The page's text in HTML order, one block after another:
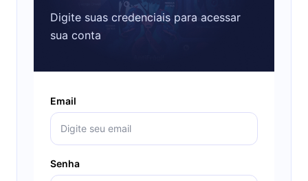
Digite suas credenciais para acessar
sua conta
Email
Senha